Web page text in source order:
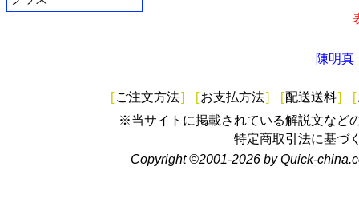
陳明真
[ ご注文方法] [お支払方法] [配送送料] [
※当サイトに掲載されている解説文など
特定商取引法に基づ
Copyright ©2001-2026 by Quick-